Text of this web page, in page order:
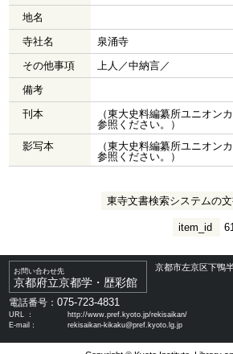
地名
寺社名
泉涌寺
その他事項
上人／中納言／
備考
刊本
（東大史料編纂所ユニオン
参照ください。）
影写本
（東大史料編纂所ユニオン
参照ください。）
東寺文書検索システムの
item_id
お問い合わせ先
京都府立京都学・歴彩館
京都市左京区下鴨
電話番号：075-723-4831
URL ：
http://www.pref.kyoto.jp/rekisaikan/
E-mail：
rekisaikan-kikaku@pref.kyoto.lg.jp